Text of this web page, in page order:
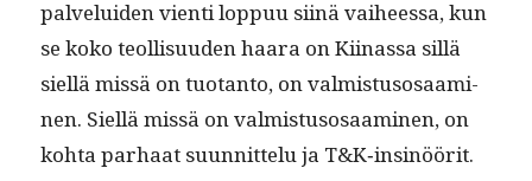
palvelu­iden vien­ti lop­puu siinä vai­heessa, kun
se koko teol­lisu­u­den haara on Kiinas­sa sil­lä
siel­lä mis­sä on tuotan­to, on valmis­tu­sosaami­
nen. Siel­lä mis­sä on valmis­tu­sosaami­nen, on
koh­ta parhaat suun­nit­telu ja T&K‑insinöörit.